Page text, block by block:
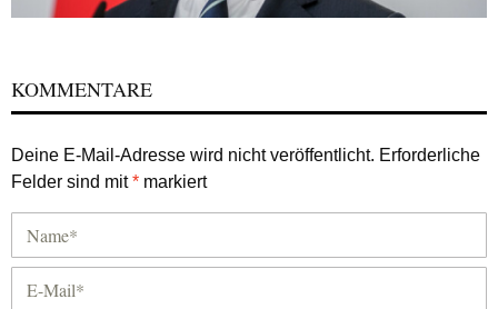
KOMMENTARE
Deine E-Mail-Adresse wird nicht veröffentlicht. Erforderliche
Felder sind mit* markiert